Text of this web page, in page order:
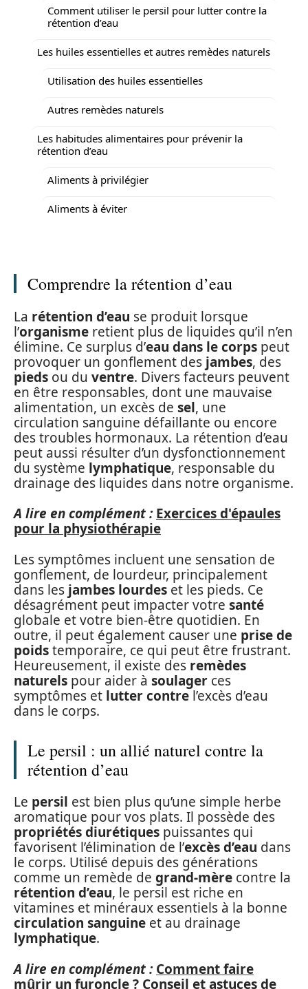
Comment utiliser le persil pour lutter contre la
rétention d’eau
Les huiles essentielles et autres remèdes naturels
Utilisation des huiles essentielles
Autres remèdes naturels
Les habitudes alimentaires pour prévenir la
rétention d’eau
Aliments à privilégier
Aliments à éviter
Comprendre la rétention d’eau
La rétention d’eau se produit lorsque
l’organisme retient plus de liquides qu’il n’en
élimine. Ce surplus d’eau dans le corps peut
provoquer un gonflement des jambes, des
pieds ou du ventre. Divers facteurs peuvent
en être responsables, dont une mauvaise
alimentation, un excès de sel, une
circulation sanguine défaillante ou encore
des troubles hormonaux. La rétention d’eau
peut aussi résulter d’un dysfonctionnement
du système lymphatique, responsable du
drainage des liquides dans notre organisme.
A lire en complément : Exercices d'épaules
pour la physiothérapie
Les symptômes incluent une sensation de
gonflement, de lourdeur, principalement
dans les jambes lourdes et les pieds. Ce
désagrément peut impacter votre santé
globale et votre bien-être quotidien. En
outre, il peut également causer une prise de
poidstemporaire, ce qui peut être frustrant.
Heureusement, il existe des remèdes
naturels pour aider à soulager ces
symptômes et lutter contre l’excès d’eau
dans le corps.
Le persil : un allié naturel contre la
rétention d’eau
Le persil est bien plus qu’une simple herbe
aromatique pour vos plats. Il possède des
propriétés diurétiques puissantes qui
favorisent l’élimination de l’excès d’eau dans
le corps. Utilisé depuis des générations
comme un remède de grand-mère contre la
rétention d’eau, le persil est riche en
vitamines et minéraux essentiels à la bonne
circulation sanguine et au drainage
lymphatique.
A lire en complément : Comment faire
mûrir un furoncle ? Conseil et astuces de